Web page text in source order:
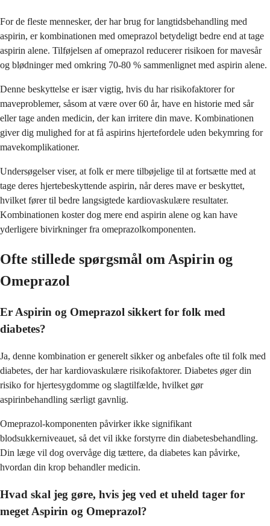
For de fleste mennesker, der har brug for langtidsbehandling med
aspirin, er kombinationen med omeprazol betydeligt bedre end at tage
aspirin alene. Tilføjelsen af omeprazol reducerer risikoen for mavesår
og blødninger med omkring 70-80 % sammenlignet med aspirin alene.
Denne beskyttelse er især vigtig, hvis du har risikofaktorer for
maveproblemer, såsom at være over 60 år, have en historie med sår
eller tage anden medicin, der kan irritere din mave. Kombinationen
giver dig mulighed for at få aspirins hjertefordele uden bekymring for
mavekomplikationer.
Undersøgelser viser, at folk er mere tilbøjelige til at fortsætte med at
tage deres hjertebeskyttende aspirin, når deres mave er beskyttet,
hvilket fører til bedre langsigtede kardiovaskulære resultater.
Kombinationen koster dog mere end aspirin alene og kan have
yderligere bivirkninger fra omeprazolkomponenten.
Ofte stillede spørgsmål om Aspirin og
Omeprazol
Er Aspirin og Omeprazol sikkert for folk med
diabetes?
Ja, denne kombination er generelt sikker og anbefales ofte til folk med
diabetes, der har kardiovaskulære risikofaktorer. Diabetes øger din
risiko for hjertesygdomme og slagtilfælde, hvilket gør
aspirinbehandling særligt gavnlig.
Omeprazol-komponenten påvirker ikke signifikant
blodsukkerniveauet, så det vil ikke forstyrre din diabetesbehandling.
Din læge vil dog overvåge dig tættere, da diabetes kan påvirke,
hvordan din krop behandler medicin.
Hvad skal jeg gøre, hvis jeg ved et uheld tager for
meget Aspirin og Omeprazol?